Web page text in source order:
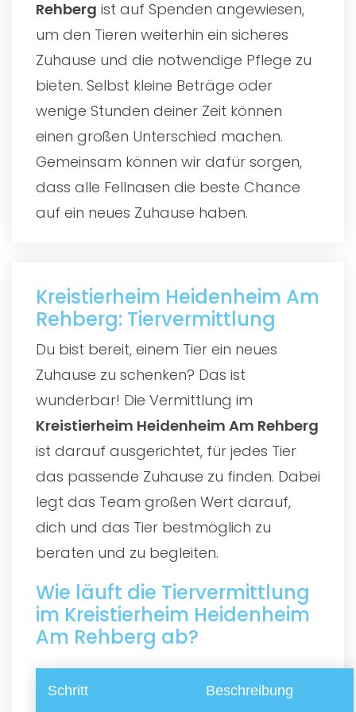
Rehberg ist auf Spenden angewiesen,
um den Tieren weiterhin ein sicheres
Zuhause und die notwendige Pflege zu
bieten. Selbst kleine Beträge oder
wenige Stunden deiner Zeit können
einen großen Unterschied machen.
Gemeinsam können wir dafür sorgen,
dass alle Fellnasen die beste Chance
auf ein neues Zuhause haben.
Kreistierheim Heidenheim Am
Rehberg: Tiervermittlung
Du bist bereit, einem Tier ein neues
Zuhause zu schenken? Das ist
wunderbar! Die Vermittlung im
Kreistierheim Heidenheim Am Rehberg
ist darauf ausgerichtet, für jedes Tier
das passende Zuhause zu finden. Dabei
legt das Team großen Wert darauf,
dich und das Tier bestmöglich zu
beraten und zu begleiten.
Wie läuft die Tiervermittlung
im Kreistierheim Heidenheim
Am Rehberg ab?
Schritt Beschreibung